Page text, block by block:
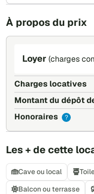
À propos du prix
Loyer (charges
Charges locatives
Montant du dépôt
Honoraires
?
Les + de cette
Cave ou local
Balcon ou terrasse